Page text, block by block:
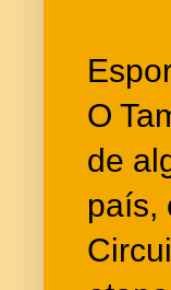
O
de
país,